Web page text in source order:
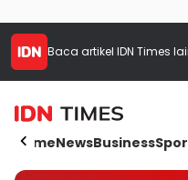
Baca artikel IDN Times
HomeNewsBusiness